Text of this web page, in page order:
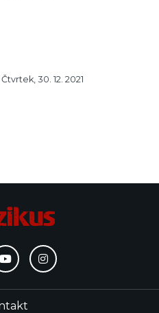
Čtvrtek, 30. 12. 2021